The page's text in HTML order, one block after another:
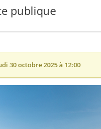
publique
30 octobre 2025 à 12:00